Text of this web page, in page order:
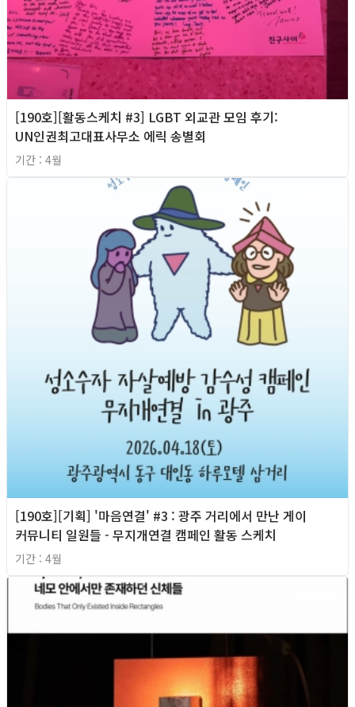
[190호][활동스케치 #3] LGBT 외교관 모임 후기:
UN인권최고대표사무소 에릭 송별회
기간 : 4월
[190호][기획] '마음연결' #3 : 광주 거리에서 만난 게이
커뮤니티 일원들 - 무지개연결 캠페인 활동 스케치
기간 : 4월